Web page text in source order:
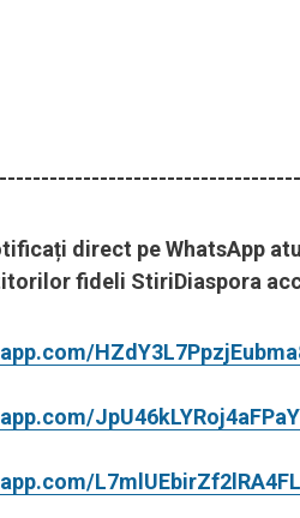
direct pe WhatsApp
fideli StiriDiaspora